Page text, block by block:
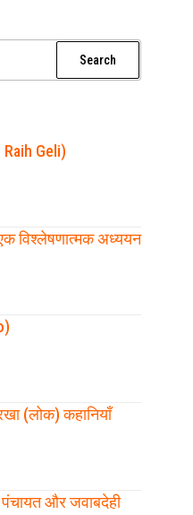
Raih Geli)
विश्लेषणात्मक अध्ययन
(लोक) कहानियाँ
और जवाबदेही